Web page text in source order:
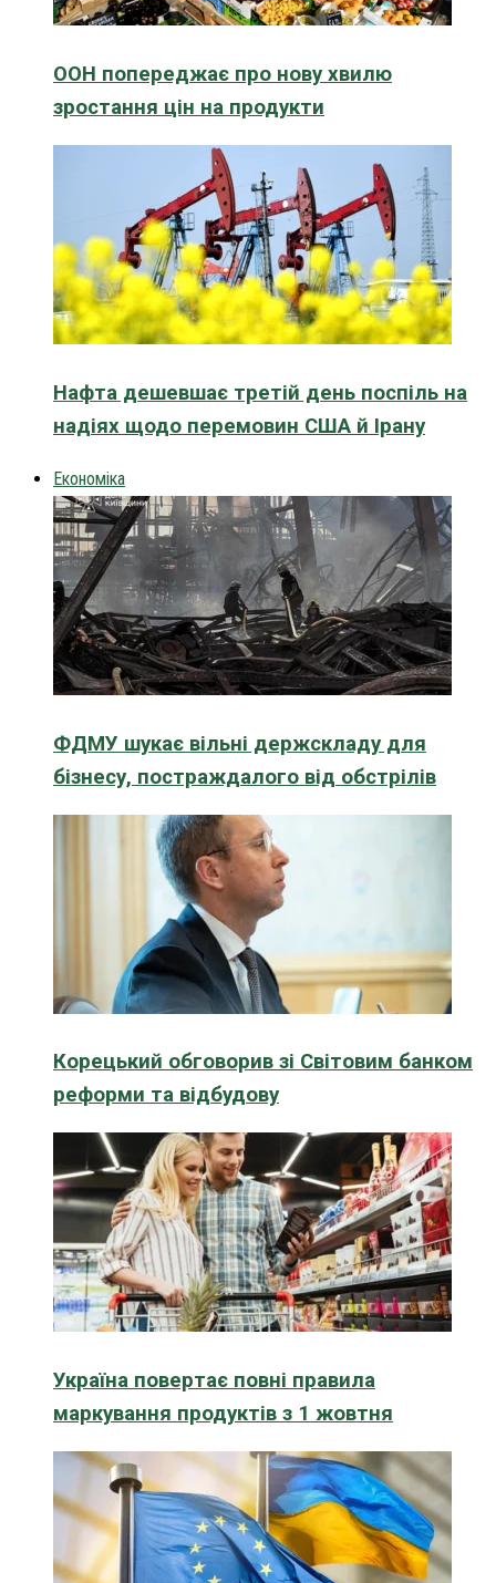
ООН попереджає про нову хвилю
зростання цін на продукти
Нафта дешевшає третій день поспіль на
надіях щодо перемовин США й Ірану
Економіка
ФДМУ шукає вільні держскладу для
бізнесу, постраждалого від обстрілів
Корецький обговорив зі Світовим банком
реформи та відбудову
Україна повертає повні правила
маркування продуктів з 1 жовтня